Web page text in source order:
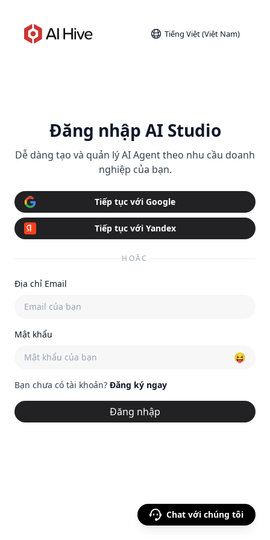
Tiếng Việt (Việt Nam)
Đăng nhập AI Studio
Dễ dàng tạo và quản lý AI Agent theo nhu cầu doanh
nghiệp của bạn.
Tiếp tục với Google
Tiếp tục với Yandex
HOẶC
Địa chỉ Email
Mật khẩu
😝
Bạn chưa có tài khoản? Đăng ký ngay
Đăng nhập
Chat với chúng tôi